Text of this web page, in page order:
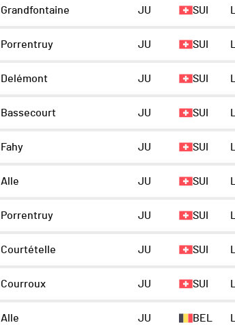
Grandfontaine JU SUI
Porrentruy JU SUI
Delémont JU SUI
Bassecourt JU SUI
Fahy JU SUI
Alle JU SUI
Porrentruy JU SUI
Courtételle JU SUI
Courroux JU SUI
Alle JU BEL